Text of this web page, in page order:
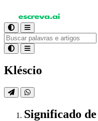
Kléscio
Significado